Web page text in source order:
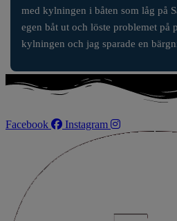
med kylningen i båten som låg på
egen båt ut och löste problemet på
kylningen och jag sparade en
Facebook Instagram